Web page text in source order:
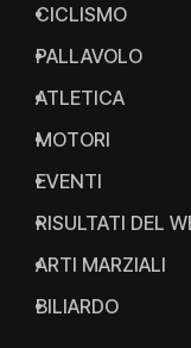
CICLISMO
PALLAVOLO
ATLETICA
MOTORI
EVENTI
RISULTATI DEL
ARTI MARZIALI
BILIARDO